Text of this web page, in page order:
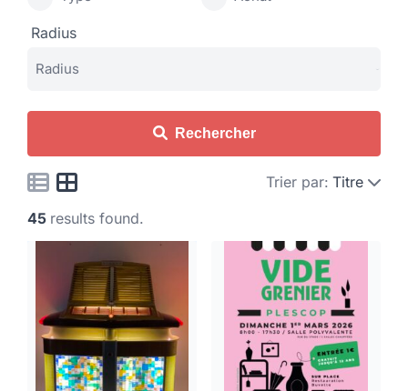
Radius
Rechercher
Trier par: Titre
45 results found.